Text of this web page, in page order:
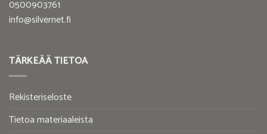
0500903761
info@silvernet.fi
TÄRKEÄÄ TIETOA
Rekisteriseloste
Tietoa materiaaleista